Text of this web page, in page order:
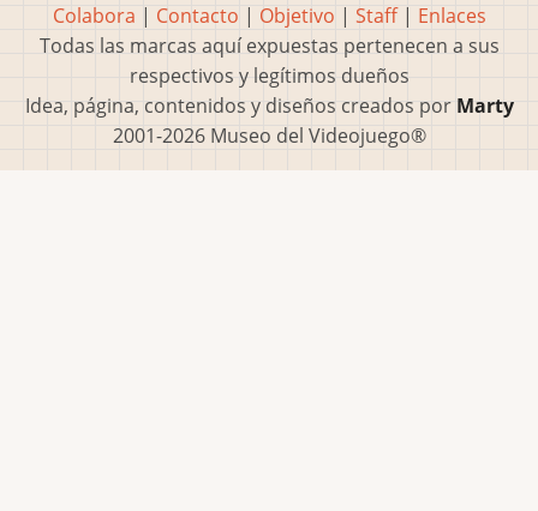
Colabora | Contacto | Objetivo | Staff| Enlaces
Todas las marcas aquí expuestas pertenecen a sus
respectivos y legítimos dueños
Idea, página, contenidos y diseños creados por Marty
2001-2026 Museo del Videojuego®